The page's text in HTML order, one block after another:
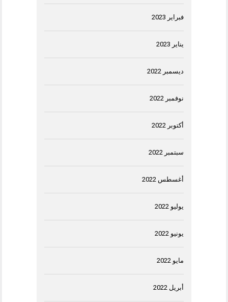
فبراير 2023
يناير 2023
ديسمبر 2022
نوفمبر 2022
أكتوبر 2022
سبتمبر 2022
أغسطس 2022
يوليو 2022
يونيو 2022
مايو 2022
أبريل 2022